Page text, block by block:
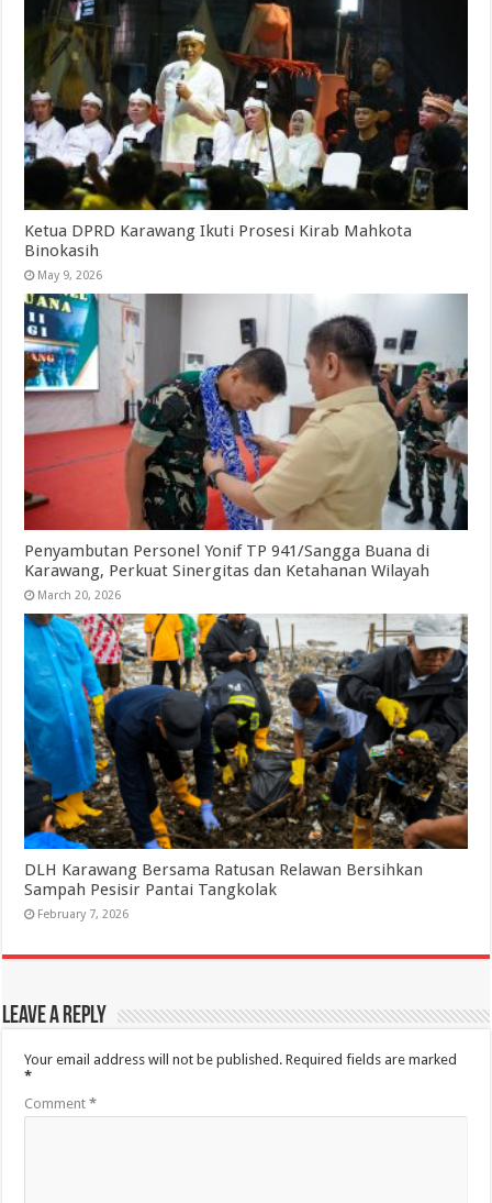
Ketua DPRD Karawang Ikuti Prosesi Kirab Mahkota
Binokasih
May 9, 2026
Penyambutan Personel Yonif TP 941/Sangga Buana di
Karawang, Perkuat Sinergitas dan Ketahanan Wilayah
March 20, 2026
DLH Karawang Bersama Ratusan Relawan Bersihkan
Sampah Pesisir Pantai Tangkolak
February 7, 2026
Leave a Reply
Your email address will not be published. Required fields are marked
*
Comment*